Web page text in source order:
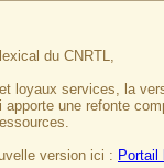
du CNRTL,
loyaux services, la
apporte une refonte
version ici : Portail